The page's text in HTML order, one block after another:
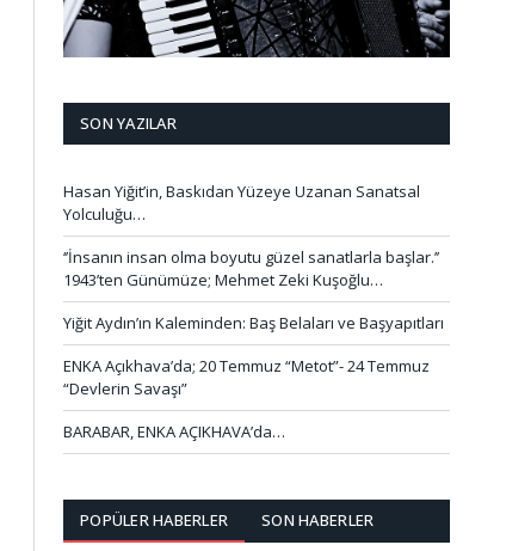
SON YAZILAR
Hasan Yiğit’in, Baskıdan Yüzeye Uzanan Sanatsal
Yolculuğu…
‘’İnsanın insan olma boyutu güzel sanatlarla başlar.’’
1943’ten Günümüze; Mehmet Zeki Kuşoğlu…
Yiğit Aydın’ın Kaleminden: Baş Belaları ve Başyapıtları
ENKA Açıkhava’da; 20 Temmuz “Metot”- 24 Temmuz
“Devlerin Savaşı”
BARABAR, ENKA AÇIKHAVA’da…
POPÜLER HABERLER SON HABERLER